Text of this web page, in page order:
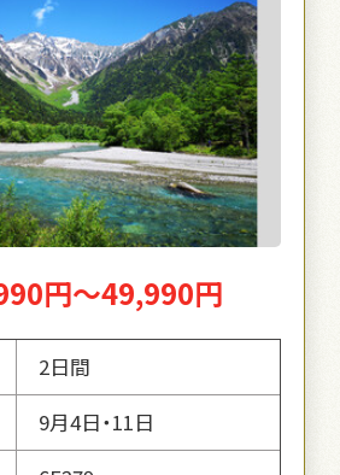
円～49,990円
2日間
9月4日・11日